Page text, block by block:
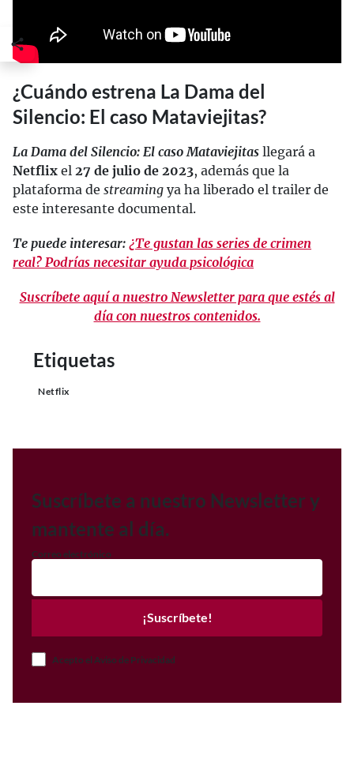
¿Cuándo estrena La Dama del
Silencio: El caso Mataviejitas?
La Dama del Silencio: El caso Mataviejitas llegará a
Netflix el 27 de julio de 2023, además que la
plataforma de streaming ya ha liberado el trailer de
este interesante documental.
Te puede interesar: ¿Te gustan las series de crimen
real? Podrías necesitar ayuda psicológica
Suscríbete aquí a nuestro Newsletter para que estés al
día con nuestros contenidos.
Etiquetas
Netflix
Suscríbete a nuestro Newsletter y
mantente al día.
Correo electrónico
¡Suscríbete!
Acepto el Aviso de Privacidad